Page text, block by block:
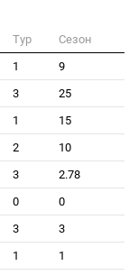
Тур
Сезон
1
9
3
25
1
15
2
10
3
2.78
0
0
3
3
1
1